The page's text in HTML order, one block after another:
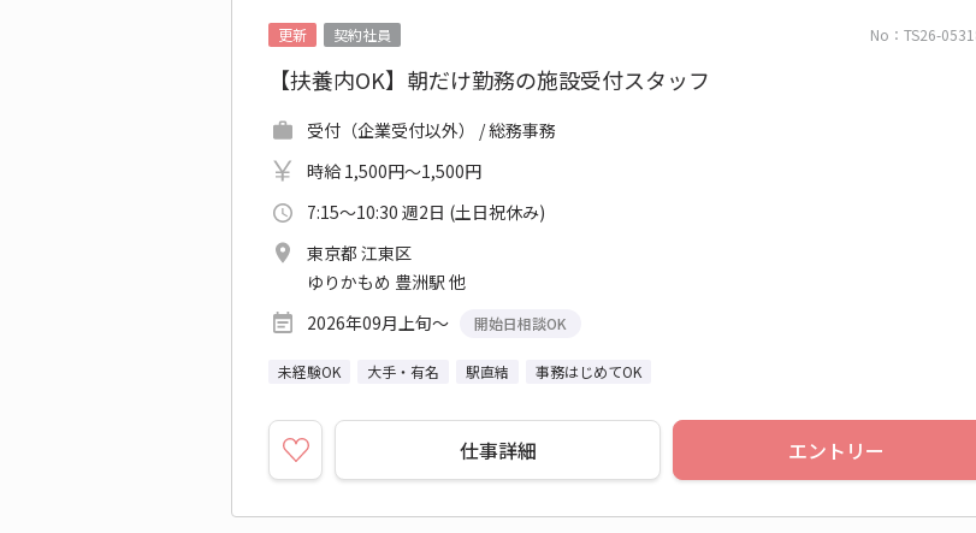
No：TS26-
更新 契約社員
【扶養内OK】朝だけ勤務の施設受付スタッフ
受付（企業受付以外） / 総務事務
時給 1,500円～1,500円
7:15～10:30 週2日 (土日祝休み)
東京都 江東区
ゆりかもめ 豊洲駅 他
2026年09月上旬～
開始日相談OK
未経験OK 大手・有名 駅直結 事務はじめてOK
仕事詳細 エントリー